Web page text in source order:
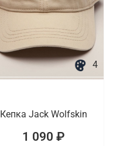
4
Кепка Jack Wolfskin
1 090 ₽